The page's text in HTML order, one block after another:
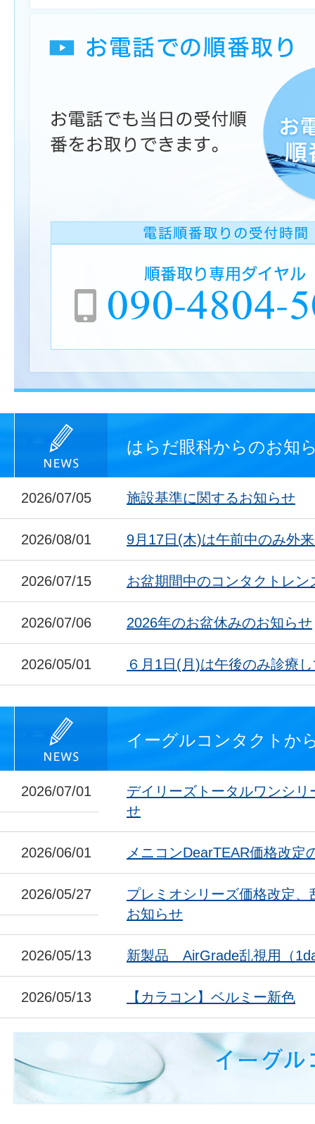
はらだ眼科からのお知
2026/07/05 施設基準に関するお知らせ
2026/08/01 9月17日(木)は午前中のみ外
2026/07/15 お盆期間中のコンタクトレン
2026/07/06 2026年のお盆休みのお知らせ
2026/05/01 ６月1日(月)は午後のみ診療
イーグルコンタクトか
2026/07/01
デイリーズトータルワンシ
せ
2026/06/01 メニコンDearTEAR価格改定
2026/05/27
プレミオシリーズ価格改定
お知らせ
2026/05/13 新製品 AirGrade乱視用（
2026/05/13 【カラコン】ベルミー新色